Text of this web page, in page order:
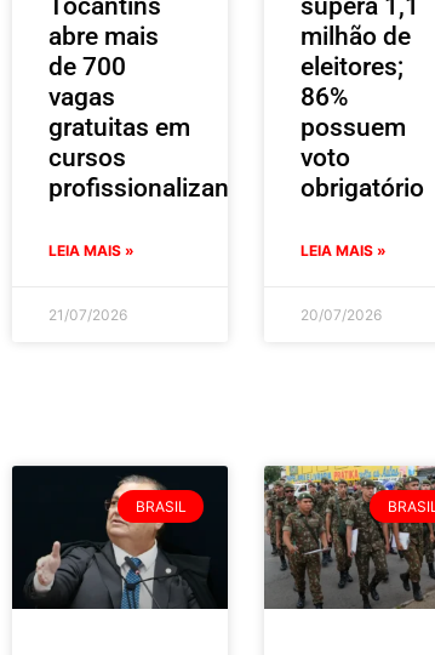
Tocantins
abre mais
de 700
vagas
gratuitas em
cursos
profissionalizantes
LEIA MAIS »
21/07/2026
supera 1,1
milhão de
eleitores;
86%
possuem
voto
obrigatório
LEIA MAIS »
20/07/2026
BRASIL BRASIL